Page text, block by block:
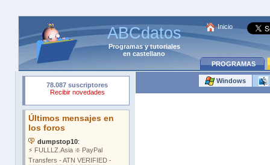
ABCdatos
Programasytutoriales
en castellano
Inicio
PROGRAMAS
Windows